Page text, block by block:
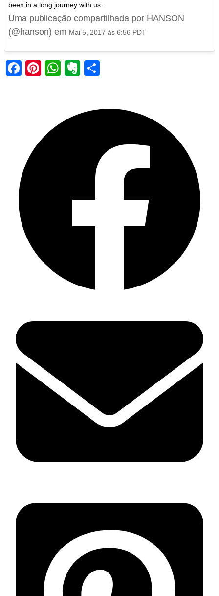
been in a long journey with us.
Uma publicação compartilhada por HANSON
(@hanson) em Mai 5, 2017 às 6:56 PDT
Facebook
Pinterest
WhatsApp
Evernote